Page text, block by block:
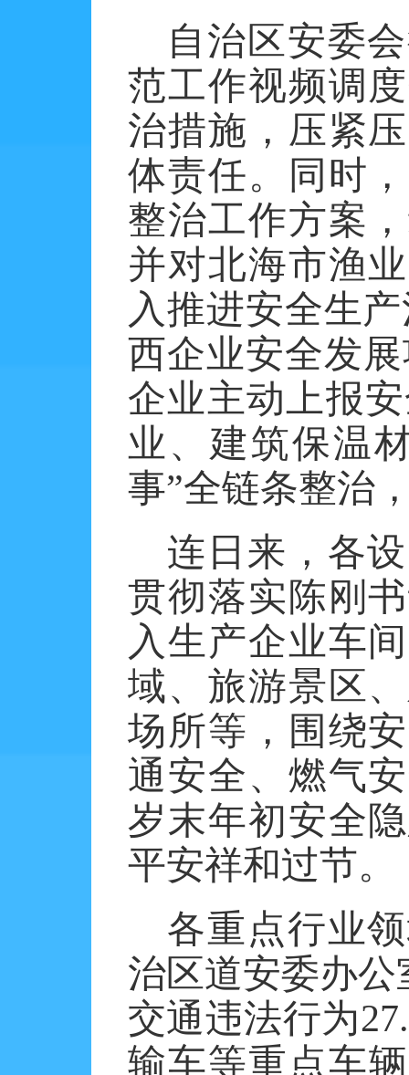
自治区安委
范工作视频调
治措施，压紧
体责任。同时
整治工作方案
并对北海市渔
入推进安全生
西企业安全发
企业主动上报
业、建筑保温
事”全链条整治
连日来，各
贯彻落实陈刚
入生产企业车
域、旅游景区
场所等，围绕
通安全、燃气
岁末年初安全
平安祥和过节。
各重点行业
治区道安委办
交通违法行为
输车等重点车